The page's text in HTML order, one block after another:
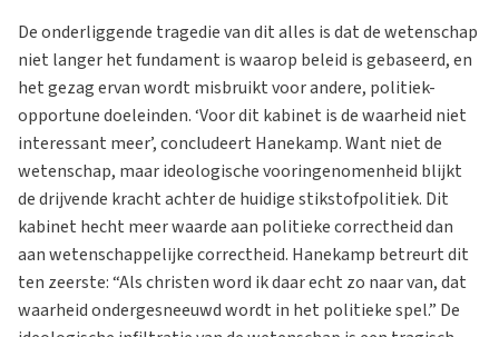
De onderliggende tragedie van dit alles is dat de wetenschap
niet langer het fundament is waarop beleid is gebaseerd, en
het gezag ervan wordt misbruikt voor andere, politiek-
opportune doeleinden. ‘Voor dit kabinet is de waarheid niet
interessant meer’, concludeert Hanekamp. Want niet de
wetenschap, maar ideologische vooringenomenheid blijkt
de drijvende kracht achter de huidige stikstofpolitiek. Dit
kabinet hecht meer waarde aan politieke correctheid dan
aan wetenschappelijke correctheid. Hanekamp betreurt dit
ten zeerste: “Als christen word ik daar echt zo naar van, dat
waarheid ondergesneeuwd wordt in het politieke spel.” De